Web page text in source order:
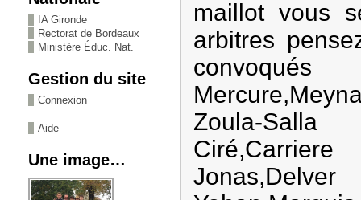
IA Gironde
Rectorat de Bordeaux
Ministère Éduc. Nat.
Gestion du site
Connexion
Aide
Une image…
maillot vous
arbitres
convoqués
Zoula-Salla